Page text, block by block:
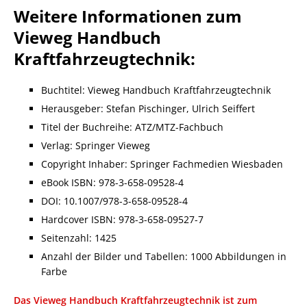
Weitere Informationen zum
Vieweg Handbuch
Kraftfahrzeugtechnik:
Buchtitel: Vieweg Handbuch Kraftfahrzeugtechnik
Herausgeber: Stefan Pischinger, Ulrich Seiffert
Titel der Buchreihe: ATZ/MTZ-Fachbuch
Verlag: Springer Vieweg
Copyright Inhaber: Springer Fachmedien Wiesbaden
eBook ISBN: 978-3-658-09528-4
DOI: 10.1007/978-3-658-09528-4
Hardcover ISBN: 978-3-658-09527-7
Seitenzahl: 1425
Anzahl der Bilder und Tabellen: 1000 Abbildungen in
Farbe
Das Vieweg Handbuch Kraftfahrzeugtechnik ist zum